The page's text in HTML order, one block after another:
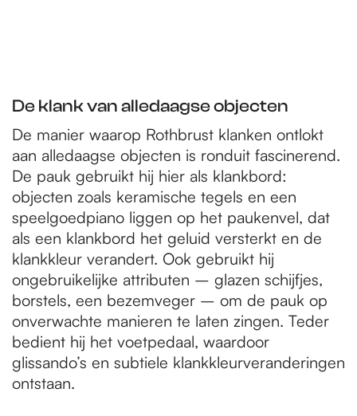
De klank van alledaagse objecten
De manier waarop Rothbrust klanken ontlokt
aan alledaagse objecten is ronduit fascinerend.
De pauk gebruikt hij hier als klankbord:
objecten zoals keramische tegels en een
speelgoedpiano liggen op het paukenvel, dat
als een klankbord het geluid versterkt en de
klankkleur verandert. Ook gebruikt hij
ongebruikelijke attributen – glazen schijfjes,
borstels, een bezemveger – om de pauk op
onverwachte manieren te laten zingen. Teder
bedient hij het voetpedaal, waardoor
glissando’s en subtiele klankkleurveranderingen
ontstaan.